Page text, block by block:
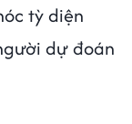
tỳ diện
dự đoán